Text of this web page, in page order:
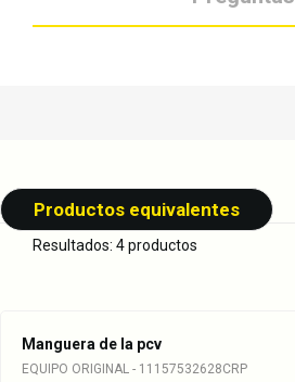
Productos equivalentes
Resultados: 4 productos
Manguera de la pcv
EQUIPO ORIGINAL - 11157532628CRP